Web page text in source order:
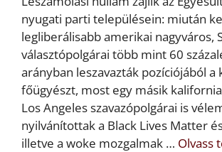
nyugati parti településein: miután
legliberálisabb amerikai nagyváros,
választópolgárai több mint 60
arányban leszavazták pozíciójából a
főügyészt, most egy másik
Los Angeles szavazópolgárai is
nyilvánítottak a Black Lives Matter
illetve a woke mozgalmak … Olvass